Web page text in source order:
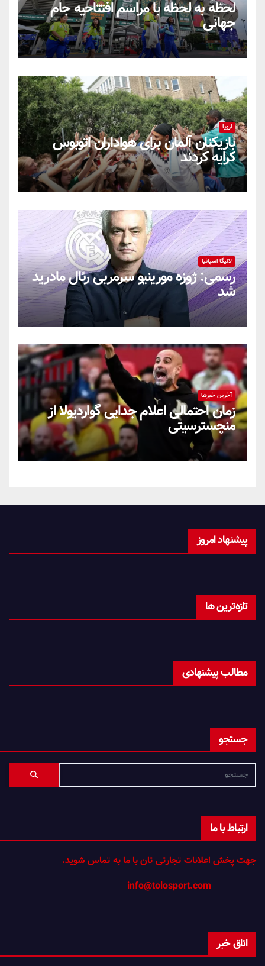
لحظه به لحظه با مراسم افتتاحیه جام
جهانی
اروپا
بازیکنان آلمان برای هواداران اتوبوس
کرایه کردند
لالیگا اسپانیا
رسمی: ژوزه مورینیو سرمربی رئال مادرید
شد
آخرین خبرها
زمان احتمالی اعلام جدایی گواردیولا از
منچسترسیتی
پیشنهاد امروز
تازه‌ترین ها
مطالب پیشنهادی
جستجو
ارتباط با ما
جهت پخش اعلانات تجارتی تان با ما به تماس شوید.
اتاق خبر